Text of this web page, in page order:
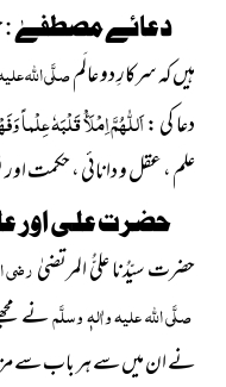
دعائے مصطفےٰ :
ہیں کہ سرکارِ دو عالَمصلَّی اللہ
دعا کی :اَللّٰهُمَّ اِمْلَأْ قَلْبَهٗ عِلْماً
علم ، عقل و دانائی ، حکمت
حضرت علی اور
حضرت سیّدُنا علیُّ المرتضیٰرضی
صلَّی اللہ علیہ واٰلہٖ وسلَّمنے
نے ان میں سے ہر باب سے